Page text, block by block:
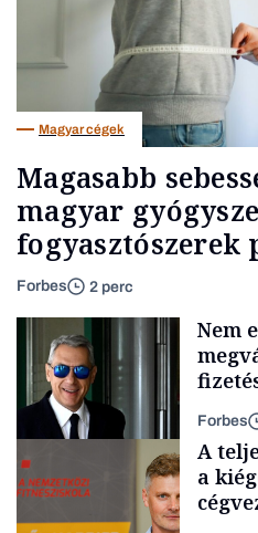
Magyar cégek
Magasabb
magyar
fogyasztószerek
Forbes 2 perc
Nem
Forbes
A
a